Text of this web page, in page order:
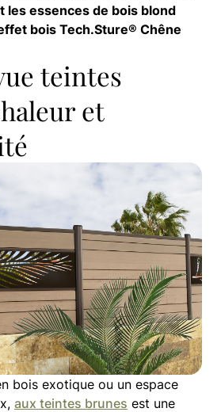
les essences de bois blond
bois Tech.Sture® Chêne
teintes
et
bois exotique ou un espace
aux teintes brunes est une